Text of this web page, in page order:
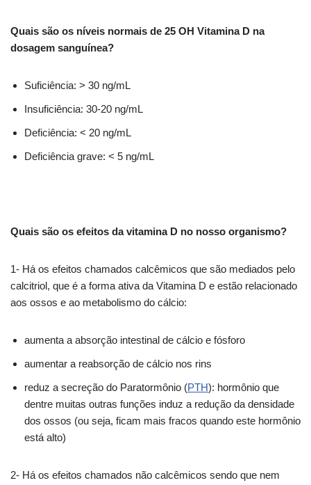
Quais são os níveis normais de 25 OH Vitamina D na
dosagem sanguínea?
Suficiência: > 30 ng/mL
Insuficiência: 30-20 ng/mL
Deficiência: < 20 ng/mL
Deficiência grave: < 5 ng/mL
Quais são os efeitos da vitamina D no nosso organismo?
1- Há os efeitos chamados calcêmicos que são mediados pelo
calcitriol, que é a forma ativa da Vitamina D e estão relacionado
aos ossos e ao metabolismo do cálcio:
aumenta a absorção intestinal de cálcio e fósforo
aumentar a reabsorção de cálcio nos rins
reduz a secreção do Paratormônio (PTH): hormônio que
dentre muitas outras funções induz a redução da densidade
dos ossos (ou seja, ficam mais fracos quando este hormônio
está alto)
2- Há os efeitos chamados não calcêmicos sendo que nem